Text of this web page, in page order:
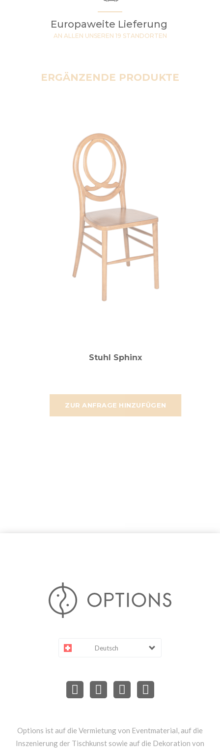
Europaweite Lieferung
AN ALLEN UNSEREN 19 STANDORTEN
ERGÄNZENDE PRODUKTE
ZUR ANFRAGE HINZUFÜGEN
Stuhl Sphinx
Deutsch
Options ist auf die Vermietung von Eventmaterial, auf die
Inszenierung der Tischkunst sowie auf die Dekoration von